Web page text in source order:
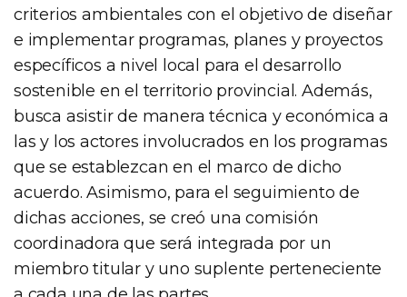
criterios ambientales con el objetivo de diseñar
e implementar programas, planes y proyectos
específicos a nivel local para el desarrollo
sostenible en el territorio provincial. Además,
busca asistir de manera técnica y económica a
las y los actores involucrados en los programas
que se establezcan en el marco de dicho
acuerdo. Asimismo, para el seguimiento de
dichas acciones, se creó una comisión
coordinadora que será integrada por un
miembro titular y uno suplente perteneciente